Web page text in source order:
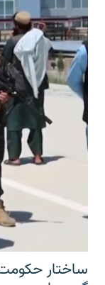
ساختار حکومت